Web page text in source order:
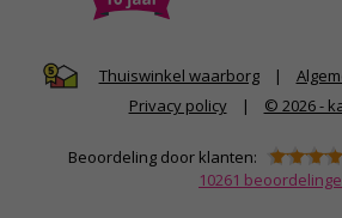
Thuiswinkel waarborg |
Privacy policy
| © 2026 -
Beoordeling door klanten:
10261